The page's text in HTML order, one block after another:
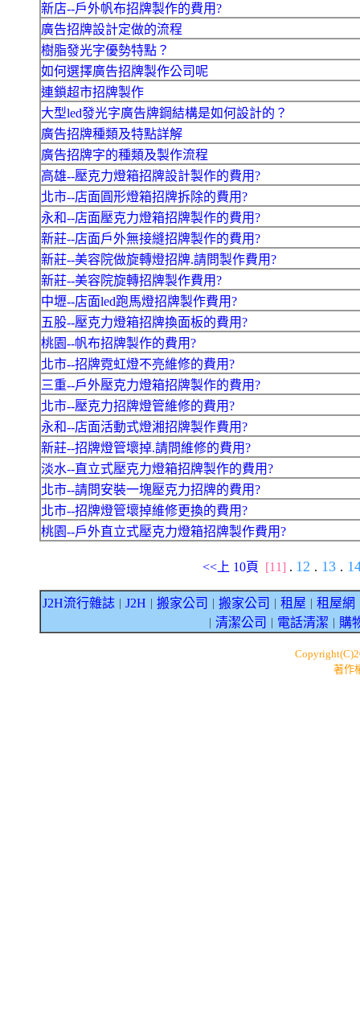
新店--戶外帆布招牌製作的費用?
廣告招牌設計定做的流程
樹脂發光字優勢特點？
如何選擇廣告招牌製作公司呢
連鎖超市招牌製作
大型led發光字廣告牌鋼結構是如何設計的？
廣告招牌種類及特點詳解
廣告招牌字的種類及製作流程
高雄--壓克力燈箱招牌設計製作的費用?
北市--店面圓形燈箱招牌拆除的費用?
永和--店面壓克力燈箱招牌製作的費用?
新莊--店面戶外無接縫招牌製作的費用?
新莊--美容院做旋轉燈招牌.請問製作費用?
新莊--美容院旋轉招牌製作費用?
中壢--店面led跑馬燈招牌製作費用?
五股--壓克力燈箱招牌換面板的費用?
桃園--帆布招牌製作的費用?
北市--招牌霓虹燈不亮維修的費用?
三重--戶外壓克力燈箱招牌製作的費用?
北市--壓克力招牌燈管維修的費用?
永和--店面活動式燈湘招牌製作費用?
新莊--招牌燈管壞掉.請問維修的費用?
淡水--直立式壓克力燈箱招牌製作的費用?
北市--請問安裝一塊壓克力招牌的費用?
北市--招牌燈管壞掉維修更換的費用?
桃園--戶外直立式壓克力燈箱招牌製作費用?
<<上 10頁 [11] . 12 . 13 .
J2H流行雜誌 J2H 搬家公司 搬家公司 租屋 租屋網
清潔公司 電話清潔 購
著作